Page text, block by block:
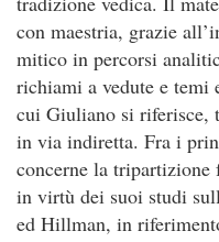
con maestria, grazie
mitico in percorsi
richiami a vedute e
cui Giuliano si riferisce,
in via indiretta. Fra i
concerne la tripartizione
in virtù dei suoi studi
ed Hillman, in